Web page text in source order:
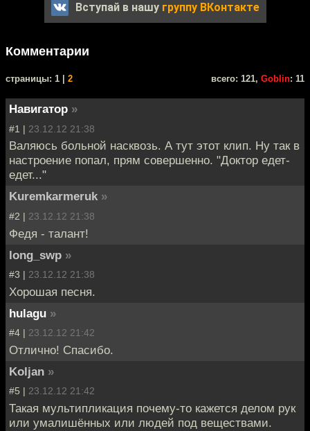
Вступай в нашу группу ВКонтакте
Комментарии
cтраницы: 1 | 2 всего: 121, Goblin: 11
Навигатор »
#1 | 23.12.12 21:38
Валяюсь больной насквозь. А тут этот клип. Ну так в
настроение попал, прям совершенно. "Доктор едет-
едет..."
Kuremkarmeruk »
#2 | 23.12.12 21:38
Федя - талант!
long_swp »
#3 | 23.12.12 21:38
Хорошая песня.
hulagu »
#4 | 23.12.12 21:42
Отлично! Спасибо.
Koljan »
#5 | 23.12.12 21:42
Такая мультипликация почему-то кажется делом рук
или умалишённых или людей под веществами.